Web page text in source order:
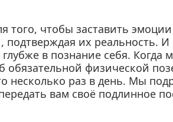
того, чтобы заставить
их реальность. И
в познание себя. Когда
физической
несколько раз в день. Мы
вам своё подлинное